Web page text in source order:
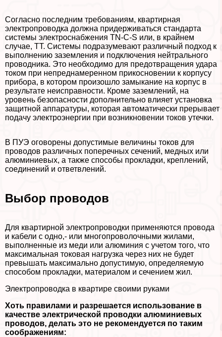
Согласно последним требованиям, квартирная
электропроводка должна придерживаться стандарта
системы электроснабжения TN-C-S или, в крайнем
случае, ТТ. Системы подразумевают различный подход к
выполнению заземления и подключения нейтрального
проводника. Это необходимо для предотвращения удара
током при непреднамеренном прикосновении к корпусу
прибора, в котором произошло замыкание на корпус в
результате неисправности. Кроме заземлений, на
уровень безопасности дополнительно влияет установка
защитной аппаратуры, которая автоматически прерывает
подачу электроэнергии при возникновении токов утечки.
В ПУЭ оговорены допустимые величины токов для
проводов различных поперечных сечений, медных или
алюминиевых, а также способы прокладки, креплений,
соединений и ответвлений.
Выбор проводов
Для квартирной электропроводки применяются провода
и кабели с одно,- или многопроволочными жилами,
выполненные из меди или алюминия с учетом того, что
максимальная токовая нагрузка через них не будет
превышать максимально допустимую, определяемую
способом прокладки, материалом и сечением жил.
Электропроводка в квартире своими руками
Хоть правилами и разрешается использование в
качестве электрической проводки алюминиевых
проводов, делать это не рекомендуется по таким
соображениям: